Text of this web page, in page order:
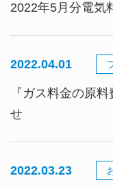
2022年5月分電気
2022.04.01
『ガス料金の原
せ
2022.03.23